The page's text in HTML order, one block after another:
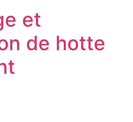
et
de hotte